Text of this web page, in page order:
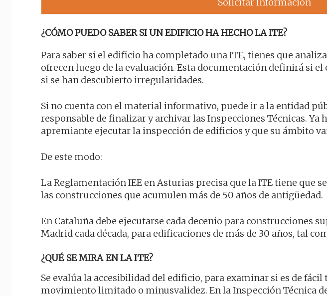
¿CÓMO PUEDO SABER SI UN EDIFICIO HA HECHO LA ITE?
Para saber si el edificio ha completado una ITE, tienes que
ofrecen luego de la evaluación. Esta documentación definirá si
si se han descubierto irregularidades.
Si no cuenta con el material informativo, puede ir a la entidad
responsable de finalizar y archivar las Inspecciones Técnicas. Ya
apremiante ejecutar la inspección de edificios y que su ámbito
De este modo:
La Reglamentación IEE en Asturias precisa que la ITE tiene que
las construcciones que acumulen más de 50 años de antigüedad.
En Cataluña debe ejecutarse cada decenio para construcciones
Madrid cada década, para edificaciones de más de 30 años, tal
¿QUÉ SE MIRA EN LA ITE?
Se evalúa la accesibilidad del edificio, para examinar si es de
movimiento limitado o minusvalidez. En la Inspección Técnica